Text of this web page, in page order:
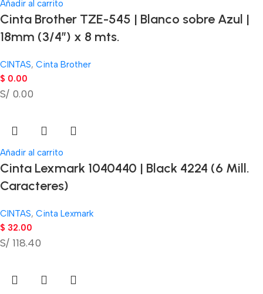
Añadir al carrito
Cinta Brother TZE-545 | Blanco sobre Azul |
18mm (3/4″) x 8 mts.
CINTAS, Cinta Brother
$ 0.00
S/ 0.00
Añadir al carrito
Cinta Lexmark 1040440 | Black 4224 (6 Mill.
Caracteres)
CINTAS, Cinta Lexmark
$ 32.00
S/ 118.40